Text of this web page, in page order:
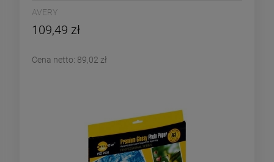
Zweckform /2498/
AVERY
109,49 zł
Cena netto: 89,02 zł